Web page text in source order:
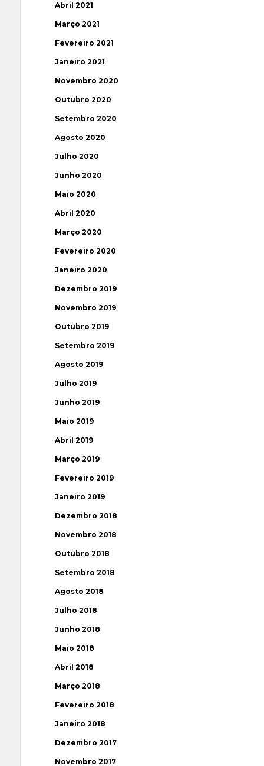
Abril 2021
Março 2021
Fevereiro 2021
Janeiro 2021
Novembro 2020
Outubro 2020
Setembro 2020
Agosto 2020
Julho 2020
Junho 2020
Maio 2020
Abril 2020
Março 2020
Fevereiro 2020
Janeiro 2020
Dezembro 2019
Novembro 2019
Outubro 2019
Setembro 2019
Agosto 2019
Julho 2019
Junho 2019
Maio 2019
Abril 2019
Março 2019
Fevereiro 2019
Janeiro 2019
Dezembro 2018
Novembro 2018
Outubro 2018
Setembro 2018
Agosto 2018
Julho 2018
Junho 2018
Maio 2018
Abril 2018
Março 2018
Fevereiro 2018
Janeiro 2018
Dezembro 2017
Novembro 2017